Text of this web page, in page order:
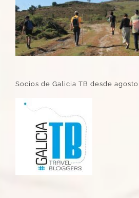
Socios de Galicia TB desde